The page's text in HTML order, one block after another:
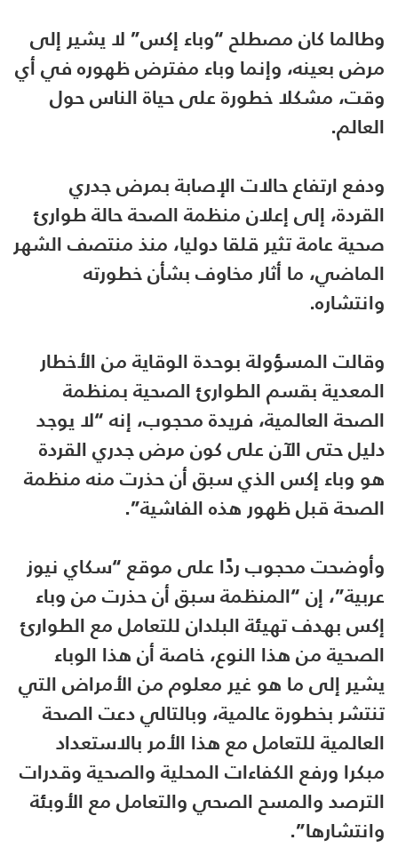
وطالما كان مصطلح “وباء إكس” لا يشير إلى
مرض بعينه، وإنما وباء مفترض ظهوره في أي
وقت، مشكلا خطورة على حياة الناس حول
العالم.
ودفع ارتفاع حالات الإصابة بمرض جدري
القردة، إلى إعلان منظمة الصحة حالة طوارئ
صحية عامة تثير قلقا دوليا، منذ منتصف الشهر
الماضي، ما أثار مخاوف بشأن خطورته
وانتشاره.
وقالت المسؤولة بوحدة الوقاية من الأخطار
المعدية بقسم الطوارئ الصحية بمنظمة
الصحة العالمية، فريدة محجوب، إنه “لا يوجد
دليل حتى الآن على كون مرض جدري القردة
هو وباء إكس الذي سبق أن حذرت منه منظمة
الصحة قبل ظهور هذه الفاشية”.
وأوضحت محجوب ردًا على موقع “سكاي نيوز
عربية”، إن “المنظمة سبق أن حذرت من وباء
إكس بهدف تهيئة البلدان للتعامل مع الطوارئ
الصحية من هذا النوع، خاصة أن هذا الوباء
يشير إلى ما هو غير معلوم من الأمراض التي
تنتشر بخطورة عالمية، وبالتالي دعت الصحة
العالمية للتعامل مع هذا الأمر بالاستعداد
مبكرا ورفع الكفاءات المحلية والصحية وقدرات
الترصد والمسح الصحي والتعامل مع الأوبئة
وانتشارها”.